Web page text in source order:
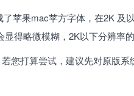
了苹果mac苹方字体，在2K
得略微模糊，2K以下分辨率
您打算尝试，建议先对原版